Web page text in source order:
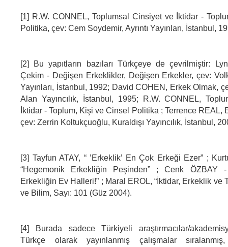
[1] R.W. CONNEL, Toplumsal Cinsiyet ve İktidar -
Politika, çev: Cem Soydemir, Ayrıntı Yayınları, İstanbul,
[2] Bu yapıtların bazıları Türkçeye de çevrilmiştir:
Çekim - Değişen Erkeklikler, Değişen Erkekler, çev:
Yayınları, İstanbul, 1992; David COHEN, Erkek Olmak,
Alan Yayıncılık, İstanbul, 1995; R.W. CONNEL,
İktidar - Toplum, Kişi ve Cinsel Politika ; Terrence REAL,
çev: Zerrin Koltukçuoğlu, Kuraldışı Yayıncılık, İstanbul,
[3] Tayfun ATAY, “ ’Erkeklik’ En Çok Erkeği Ezer” ;
“Hegemonik Erkekliğin Peşinden” ; Cenk ÖZBAY
Erkekliğin Ev Halleri!” ; Maral EROL, “İktidar, Erkeklik ve
ve Bilim, Sayı: 101 (Güz 2004).
[4] Burada sadece Türkiyeli araştırmacılar/
Türkçe olarak yayınlanmış çalışmalar